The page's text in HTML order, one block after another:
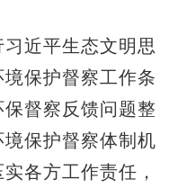
近平生态文明思
保护督察工作条
督察反馈问题整
保护督察体制机
各方工作责任，